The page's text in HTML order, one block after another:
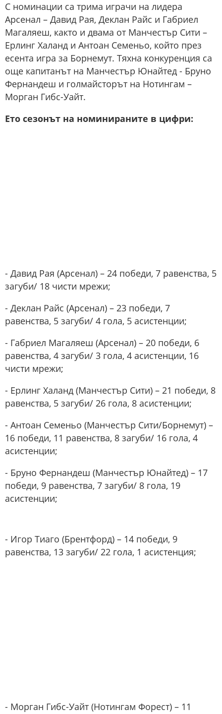
С номинации са трима играчи на лидера
Арсенал – Давид Рая, Деклан Райс и Габриел
Магаляеш, както и двама от Манчестър Сити –
Ерлинг Халанд и Антоан Семеньо, който през
есента игра за Борнемут. Тяхна конкуренция са
още капитанът на Манчестър Юнайтед - Бруно
Фернандеш и голмайсторът на Нотингам –
Морган Гибс-Уайт.
Ето сезонът на номинираните в цифри:
- Давид Рая (Арсенал) – 24 победи, 7 равенства, 5
загуби/ 18 чисти мрежи;
- Деклан Райс (Арсенал) – 23 победи, 7
равенства, 5 загуби/ 4 гола, 5 асистенции;
- Габриел Магаляеш (Арсенал) – 20 победи, 6
равенства, 4 загуби/ 3 гола, 4 асистенции, 16
чисти мрежи;
- Ерлинг Халанд (Манчестър Сити) – 21 победи, 8
равенства, 5 загуби/ 26 гола, 8 асистенции;
- Антоан Семеньо (Манчестър Сити/Борнемут) –
16 победи, 11 равенства, 8 загуби/ 16 гола, 4
асистенции;
- Бруно Фернандеш (Манчестър Юнайтед) – 17
победи, 9 равенства, 7 загуби/ 8 гола, 19
асистенции;
- Игор Тиаго (Брентфорд) – 14 победи, 9
равенства, 13 загуби/ 22 гола, 1 асистенция;
- Морган Гибс-Уайт (Нотингам Форест) – 11